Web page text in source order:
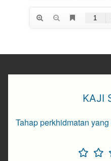
KAJI
Tahap perkhidmatan